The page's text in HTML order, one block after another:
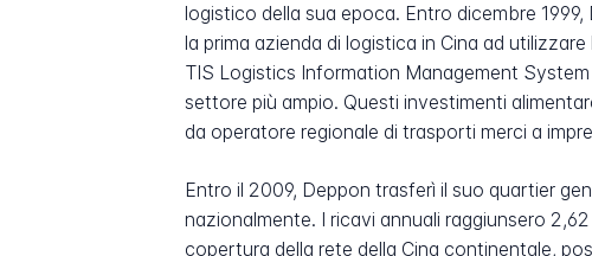
logistico della sua epoca. Entro dicembre
la prima azienda di logistica in Cina ad
TIS Logistics Information Management
settore più ampio. Questi investimenti
da operatore regionale di trasporti merci a
Entro il 2009, Deppon trasferì il suo quartier
nazionalmente. I ricavi annuali raggiunsero
copertura della rete della Cina continentale,